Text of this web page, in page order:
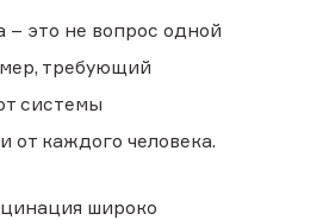
– это не вопрос одной
требующий
системы
от каждого человека.
широко